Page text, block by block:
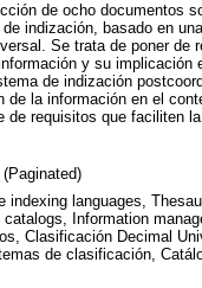
de ocho documentos
indización, basado en
Se trata de poner
y su
de indización
de la información en el
de requisitos que faciliten
indexing languages,
Information
Clasificación Decimal
de clasificación,